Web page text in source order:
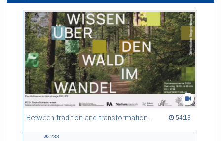
Between tradition and transformation: how owners, advisers and institutions co-create knowledge for resilient forests in Europe 54:13
54:13 duration
238